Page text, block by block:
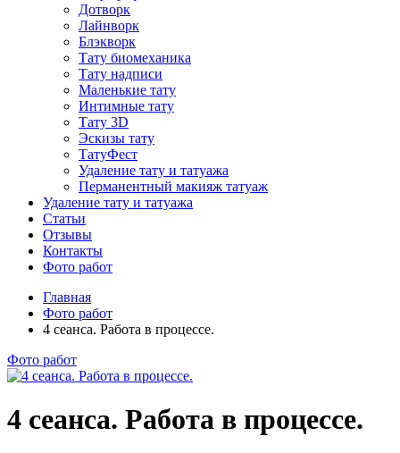
Дотворк
Лайнворк
Блэкворк
Тату биомеханика
Тату надписи
Маленькие тату
Интимные тату
Тату 3D
Эскизы тату
ТатуФест
Удаление тату и татуажа
Перманентный макияж татуаж
Удаление тату и татуажа
Статьи
Отзывы
Контакты
Фото работ
Главная
Фото работ
4 сеанса. Работа в процессе.
Фото работ
4 сеанса. Работа в процессе.